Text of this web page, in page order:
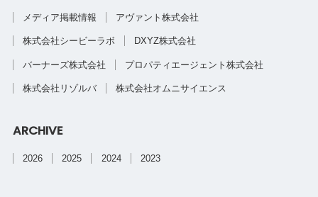
メディア掲載情報 アヴァント株式会社
株式会社シービーラボ DXYZ株式会社
バーナーズ株式会社 プロパティエージェント株式会社
株式会社リゾルバ 株式会社オムニサイエンス
ARCHIVE
2026 2025 2024 2023